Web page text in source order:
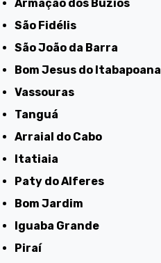
Armação dos Búzios
São Fidélis
São João da Barra
Bom Jesus do Itabapoana
Vassouras
Tanguá
Arraial do Cabo
Itatiaia
Paty do Alferes
Bom Jardim
Iguaba Grande
Piraí